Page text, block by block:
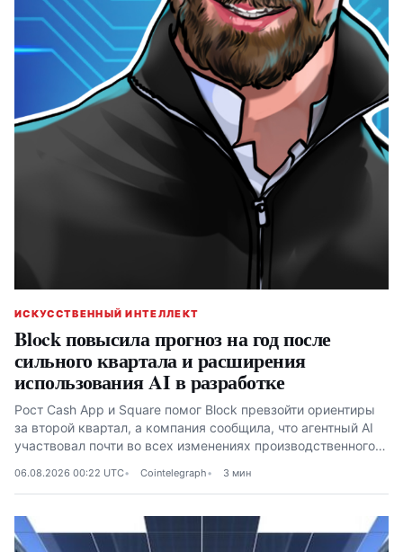
ИСКУССТВЕННЫЙ ИНТЕЛЛЕКТ
Block повысила прогноз на год после
сильного квартала и расширения
использования AI в разработке
Рост Cash App и Square помог Block превзойти ориентиры
за второй квартал, а компания сообщила, что агентный AI
участвовал почти во всех изменениях производственного
06.08.2026 00:22 UTC Cointelegraph 3 мин